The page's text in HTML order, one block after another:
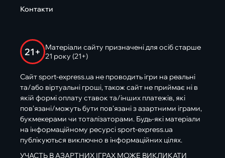
Контакти
21+
Матеріали сайту призначені для осіб старше
21 року (21+)
Сайт sport-express.ua не проводить ігри на реальні
та/або віртуальні гроші, також сайт не приймає ні в
якій формі оплату ставок та/інших платежів, які
пов’язані/можуть бути пов’язані з азартними іграми,
букмекерами чи тоталізаторами. Будь-які матеріали
на інформаційному ресурсі sport-express.ua
публікуються виключно в інформаційних цілях.
УЧАСТЬ В АЗАРТНИХ ІГРАХ МОЖЕ ВИКЛИКАТИ